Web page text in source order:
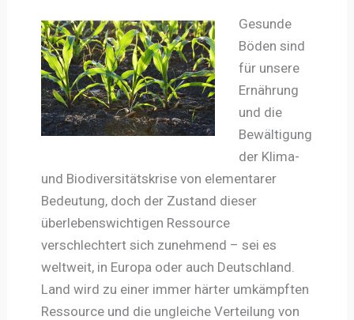
Gesunde
Böden sind
für unsere
Ernährung
und die
Bewältigung
der Klima-
und Biodiversitätskrise von elementarer
Bedeutung, doch der Zustand dieser
überlebenswichtigen Ressource
verschlechtert sich zunehmend – sei es
weltweit, in Europa oder auch Deutschland.
Land wird zu einer immer härter umkämpften
Ressource und die ungleiche Verteilung von